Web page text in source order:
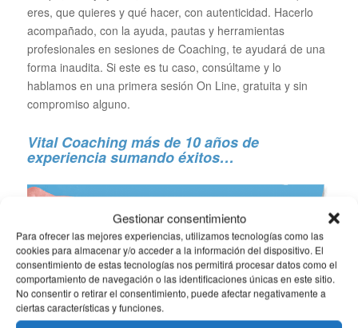
Gestionar consentimiento
Para ofrecer las mejores experiencias, utilizamos tecnologías como las
cookies para almacenar y/o acceder a la información del dispositivo. El
consentimiento de estas tecnologías nos permitirá procesar datos como el
comportamiento de navegación o las identificaciones únicas en este sitio.
No consentir o retirar el consentimiento, puede afectar negativamente a
ciertas características y funciones.
eres, que quieres y qué hacer, con autenticidad. Hacerlo
acompañado, con la ayuda, pautas y herramientas
profesionales en sesiones de Coaching, te ayudará de una
forma inaudita. Si este es tu caso, consúltame y lo
hablamos en una primera sesión On Line, gratuita y sin
compromiso alguno.
Vital Coaching más de 10 años de
experiencia sumando éxitos…